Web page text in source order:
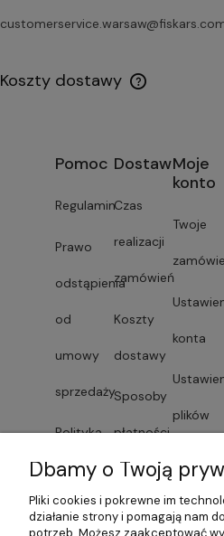
Koszty dostawy
Pomoc
Regulamin
Prawo
odstąpienia
od
umowy
sprzedaży
Polityka
prywatności
Lista
Dostawa
Czas
realizacji
zamówień
Koszty
dostawy
Sposoby
płatności
Faktury i
paragony
Moje
konto
Twoje
konta
plików
Dbamy o Twoją
Pliki cookies i pokrewne im
działanie strony i pomagają nam
potrzeb. Możesz zaakceptować